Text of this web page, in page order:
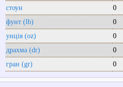
стоун
0
фунт (lb)
0
унція (oz)
0
драхма (dr)
0
гран (gr)
0